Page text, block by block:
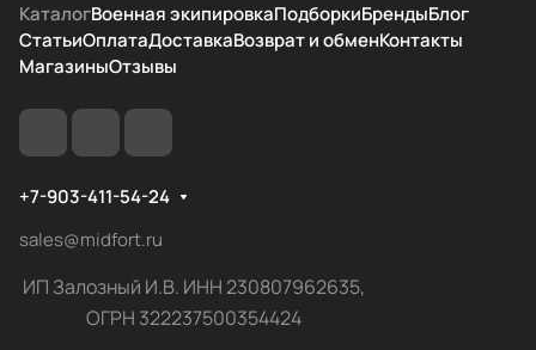
КаталогВоенная экипировкаПодборкиБрендыБлог
СтатьиОплатаДоставкаВозврат и обменКонтакты
МагазиныОтзывы
+7-903-411-54-24
sales@midfort.ru
ИП Залозный И.В. ИНН 230807962635,
ОГРН 322237500354424